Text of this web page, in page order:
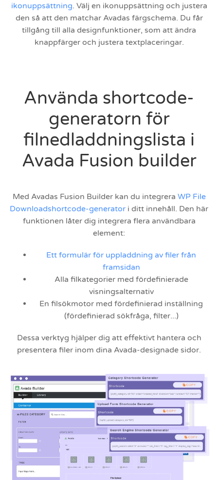
ikonuppsättning. Välj en ikonuppsättning och justera
den så att den matchar Avadas färgschema. Du får
tillgång till alla designfunktioner, som att ändra
knappfärger och justera textplaceringar.
Använda shortcode-
generatorn för
filnedladdningslista i
Avada Fusion builder
Med Avadas Fusion Builder kan du integrera WP File
Downloadshortcode-generator i ditt innehåll. Den här
funktionen låter dig integrera flera användbara
element:
Ett formulär för uppladdning av filer från
framsidan
Alla filkategorier med fördefinierade
visningsalternativ
En filsökmotor med fördefinierad inställning
(fördefinierad sökfråga, filter...)
Dessa verktyg hjälper dig att effektivt hantera och
presentera filer inom dina Avada-designade sidor.